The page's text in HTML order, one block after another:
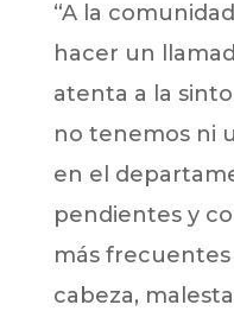
“A la
hacer un
atenta a la
no tenemos ni
en el
pendientes y
más
cabeza,